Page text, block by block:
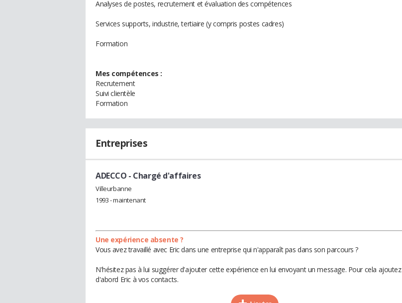
Analyses de postes, recrutement et évaluation des compétences
Services supports, industrie, tertiaire (y compris postes cadres)
Formation
Mes compétences :
Recrutement
Suivi clientèle
Formation
Entreprises
ADECCO - Chargé d'affaires
Villeurbanne
1993 - maintenant
Une expérience absente ?
Vous avez travaillé avec Eric dans une entreprise qui n'apparaît pas dans son parcours ?
N'hésitez pas à lui suggérer d'ajouter cette expérience en lui envoyant un message. Pour cela ajoutez
d'abord Eric à vos contacts.